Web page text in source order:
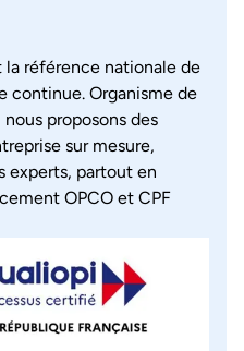
référence nationale de
continue. Organisme de
proposons des
sur mesure,
experts, partout en
OPCO et CPF